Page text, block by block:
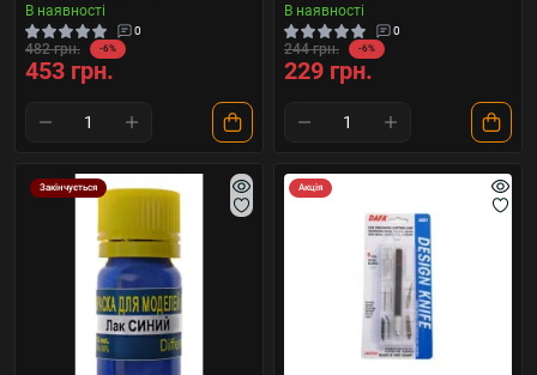
В наявності
0
482 грн. -6%
453 грн.
В наявності
0
244 грн. -6%
229 грн.
Закінчується Акція